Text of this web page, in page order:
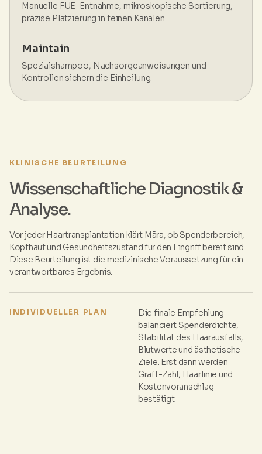
Manuelle FUE-Entnahme, mikroskopische Sortierung,
präzise Platzierung in feinen Kanälen.
Maintain
Spezialshampoo, Nachsorgeanweisungen und
Kontrollen sichern die Einheilung.
KLINISCHE BEURTEILUNG
Wissenschaftliche Diagnostik &
Analyse.
Vor jeder Haartransplantation klärt Māra, ob Spenderbereich,
Kopfhaut und Gesundheitszustand für den Eingriff bereit sind.
Diese Beurteilung ist die medizinische Voraussetzung für ein
verantwortbares Ergebnis.
INDIVIDUELLER PLAN
Die finale Empfehlung
balanciert Spenderdichte,
Stabilität des Haarausfalls,
Blutwerte und ästhetische
Ziele. Erst dann werden
Graft-Zahl, Haarlinie und
Kostenvoranschlag
bestätigt.